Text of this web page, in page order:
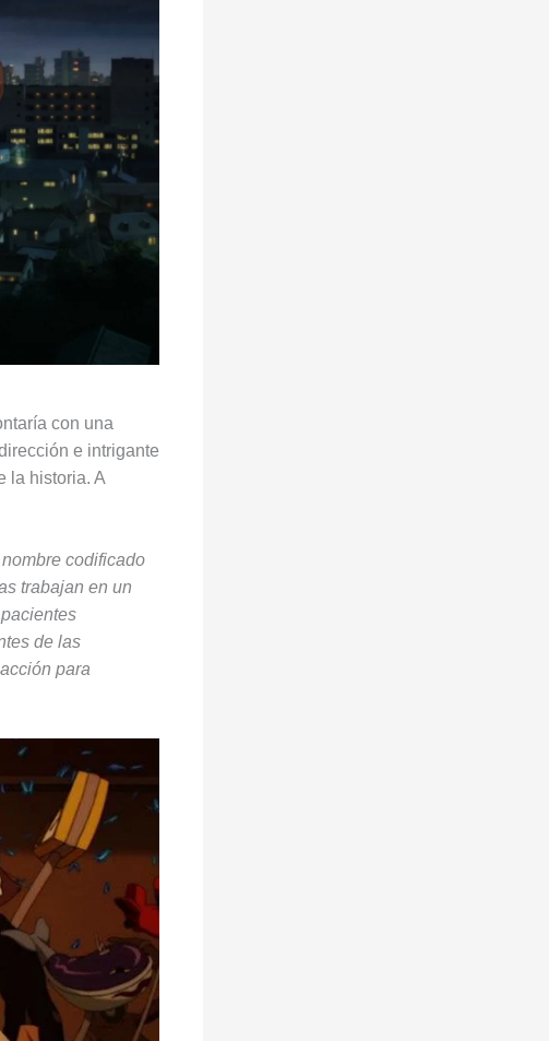
con una
e intrigante
la historia. A
codificado
trabajan en un
de las
para